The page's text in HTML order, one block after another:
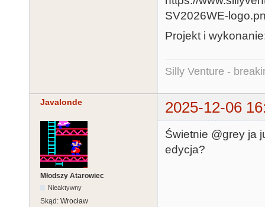
Projekt i
Silly Venture -
Javalonde 2025-12-06
Młodszy Atarowiec
Nieaktywny
Skąd: Wrocław
Świetnie @grey ja
edycja?